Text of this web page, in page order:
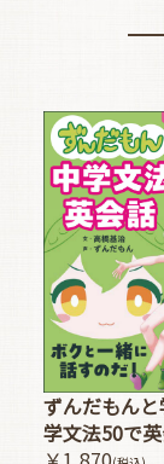
ずんだもん
学文法50で